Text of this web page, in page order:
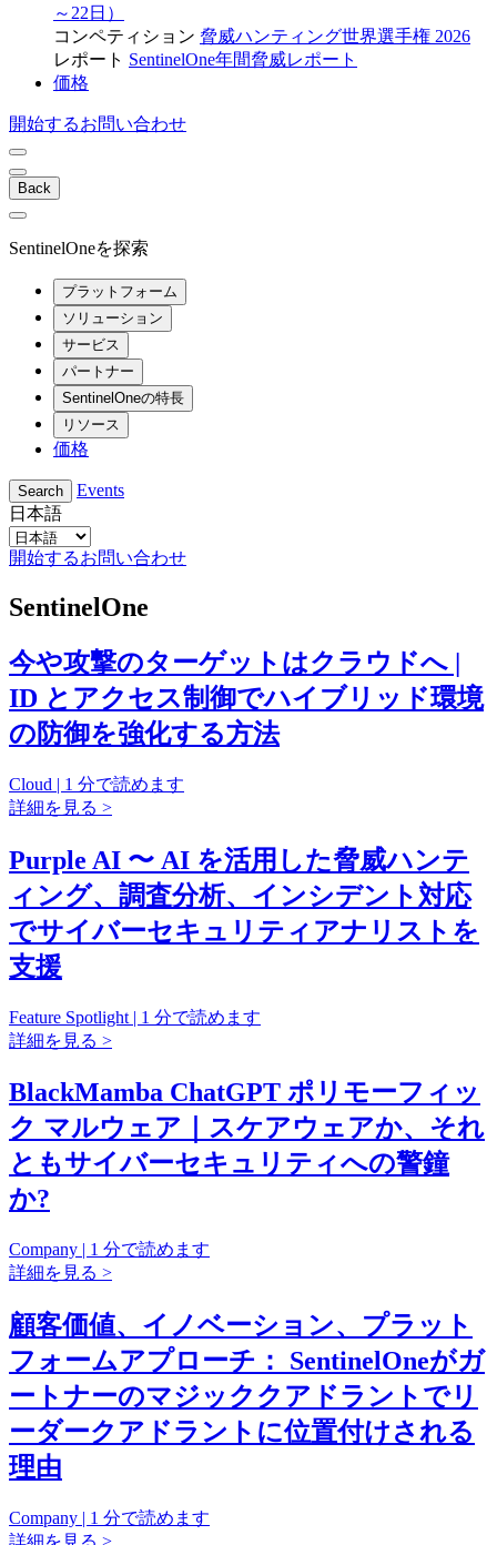
～22日）
コンペティション 脅威ハンティング世界選手権 2026
レポート SentinelOne年間脅威レポート
価格
開始するお問い合わせ
Back
SentinelOneを探索
プラットフォーム
ソリューション
サービス
パートナー
SentinelOneの特長
リソース
価格
Search
Events
日本語
開始するお問い合わせ
SentinelOne
今や攻撃のターゲットはクラウドへ |
ID とアクセス制御でハイブリッド環境
の防御を強化する方法
Cloud | 1 分で読めます
詳細を見る >
Purple AI 〜 AI を活用した脅威ハンテ
ィング、調査分析、インシデント対応
でサイバーセキュリティアナリストを
支援
Feature Spotlight | 1 分で読めます
詳細を見る >
BlackMamba ChatGPT ポリモーフィッ
ク マルウェア｜スケアウェアか、それ
ともサイバーセキュリティへの警鐘
か?
Company | 1 分で読めます
詳細を見る >
顧客価値、イノベーション、プラット
フォームアプローチ： SentinelOneがガ
ートナーのマジッククアドラントでリ
ーダークアドラントに位置付けされる
理由
Company | 1 分で読めます